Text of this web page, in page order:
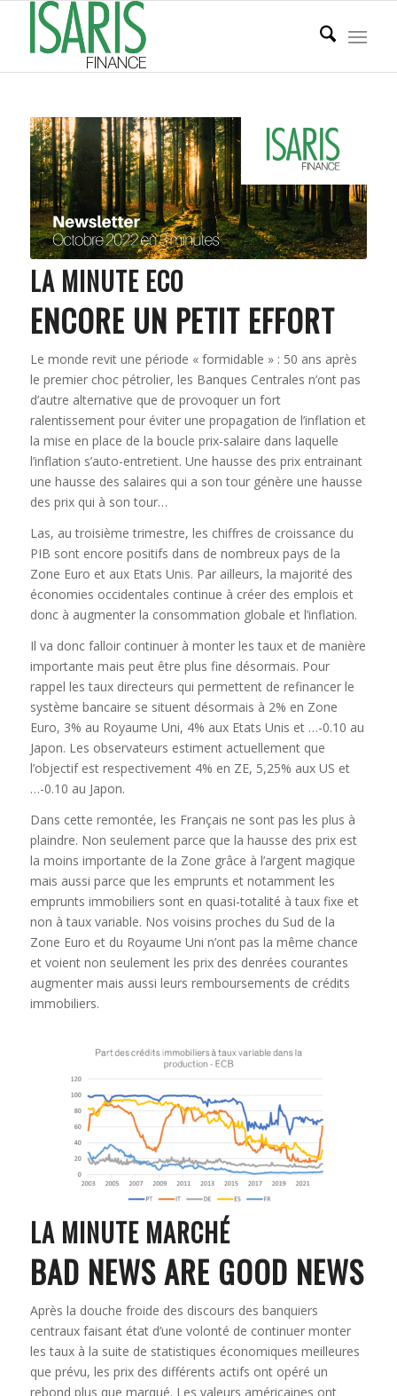
LA MINUTE ECO
ENCORE UN PETIT EFFORT
Le monde revit une période « formidable » : 50 ans après
le premier choc pétrolier, les Banques Centrales n’ont pas
d’autre alternative que de provoquer un fort
ralentissement pour éviter une propagation de l’inflation et
la mise en place de la boucle prix-salaire dans laquelle
l’inflation s’auto-entretient. Une hausse des prix entrainant
une hausse des salaires qui a son tour génère une hausse
des prix qui à son tour…
Las, au troisième trimestre, les chiffres de croissance du
PIB sont encore positifs dans de nombreux pays de la
Zone Euro et aux Etats Unis. Par ailleurs, la majorité des
économies occidentales continue à créer des emplois et
donc à augmenter la consommation globale et l’inflation.
Il va donc falloir continuer à monter les taux et de manière
importante mais peut être plus fine désormais. Pour
rappel les taux directeurs qui permettent de refinancer le
système bancaire se situent désormais à 2% en Zone
Euro, 3% au Royaume Uni, 4% aux Etats Unis et …-0.10 au
Japon. Les observateurs estiment actuellement que
l’objectif est respectivement 4% en ZE, 5,25% aux US et
…-0.10 au Japon.
Dans cette remontée, les Français ne sont pas les plus à
plaindre. Non seulement parce que la hausse des prix est
la moins importante de la Zone grâce à l’argent magique
mais aussi parce que les emprunts et notamment les
emprunts immobiliers sont en quasi-totalité à taux fixe et
non à taux variable. Nos voisins proches du Sud de la
Zone Euro et du Royaume Uni n’ont pas la même chance
et voient non seulement les prix des denrées courantes
augmenter mais aussi leurs remboursements de crédits
immobiliers.
LA MINUTE MARCHÉ
BAD NEWS ARE GOOD NEWS
Après la douche froide des discours des banquiers
centraux faisant état d’une volonté de continuer monter
les taux à la suite de statistiques économiques meilleures
que prévu, les prix des différents actifs ont opéré un
rebond plus que marqué. Les valeurs américaines ont